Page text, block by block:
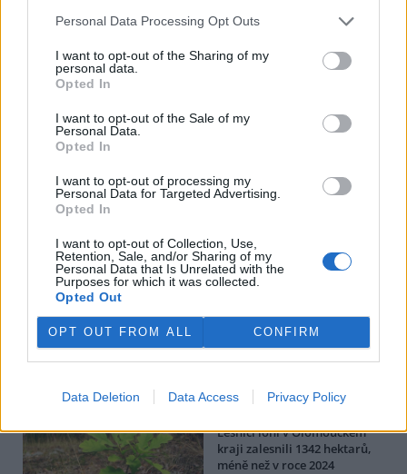
Personal Data Processing Opt Outs
I want to opt-out of the Sharing of my
personal data.
Opted In
I want to opt-out of the Sale of my
Personal Data.
Opted In
I want to opt-out of processing my
Personal Data for Targeted Advertising.
Opted In
I want to opt-out of Collection, Use,
Retention, Sale, and/or Sharing of my
Personal Data that Is Unrelated with the
Purposes for which it was collected.
Opted Out
OPT OUT FROM ALL CONFIRM
Data Deletion Data Access Privacy Policy
BEZK využívá agenturní zpravodajství ČTK, která si vyhrazuje
je výslovně zakázáno bez předchozího písemného souhlasu ze
strany ČTK.
Dále čtěte |
Těžba dřeva se v
Pardubickém kraji blíží době
Lesníci loni v Olomouckém
kraji zalesnili 1342 hektarů,
méně než v roce 2024